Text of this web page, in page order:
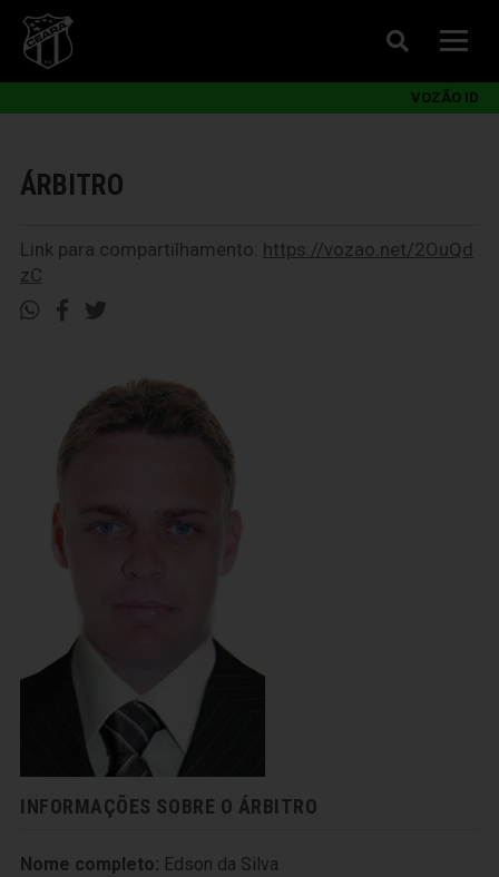
VOZÃO ID
ÁRBITRO
Link para compartilhamento: https://vozao.net/2OuQd
zC
INFORMAÇÕES SOBRE O ÁRBITRO
Nome completo: Edson da Silva